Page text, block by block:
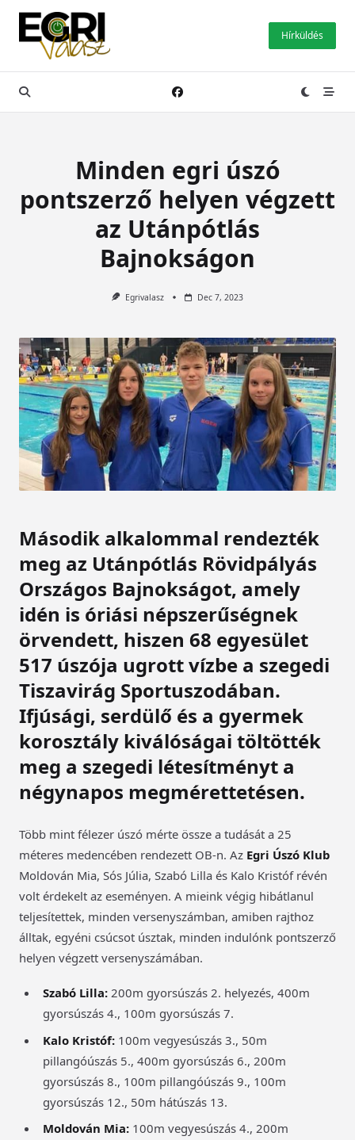
Skip
content
Hírküldés
Minden egri úszó
pontszerző helyen végzett
az Utánpótlás
Bajnokságon
Egrivalasz Dec 7, 2023
Második alkalommal rendezték
meg az Utánpótlás Rövidpályás
Országos Bajnokságot, amely
idén is óriási népszerűségnek
örvendett, hiszen 68 egyesület
517 úszója ugrott vízbe a szegedi
Tiszavirág Sportuszodában.
Ifjúsági, serdülő és a gyermek
korosztály kiválóságai töltötték
meg a szegedi létesítményt a
négynapos megmérettetésen.
Több mint félezer úszó mérte össze a tudását a 25
méteres medencében rendezett OB-n. Az Egri Úszó Klub
Moldován Mia, Sós Júlia, Szabó Lilla és Kalo Kristóf révén
volt érdekelt az eseményen. A mieink végig hibátlanul
teljesítettek, minden versenyszámban, amiben rajthoz
álltak, egyéni csúcsot úsztak, minden indulónk pontszerző
helyen végzett versenyszámában.
Szabó Lilla:200m gyorsúszás 2. helyezés, 400m
gyorsúszás 4., 100m gyorsúszás 7.
Kalo Kristóf:100m vegyesúszás 3., 50m
pillangóúszás 5., 400m gyorsúszás 6., 200m
gyorsúszás 8., 100m pillangóúszás 9., 100m
gyorsúszás 12., 50m hátúszás 13.
Moldován Mia:100m vegyesúszás 4., 200m